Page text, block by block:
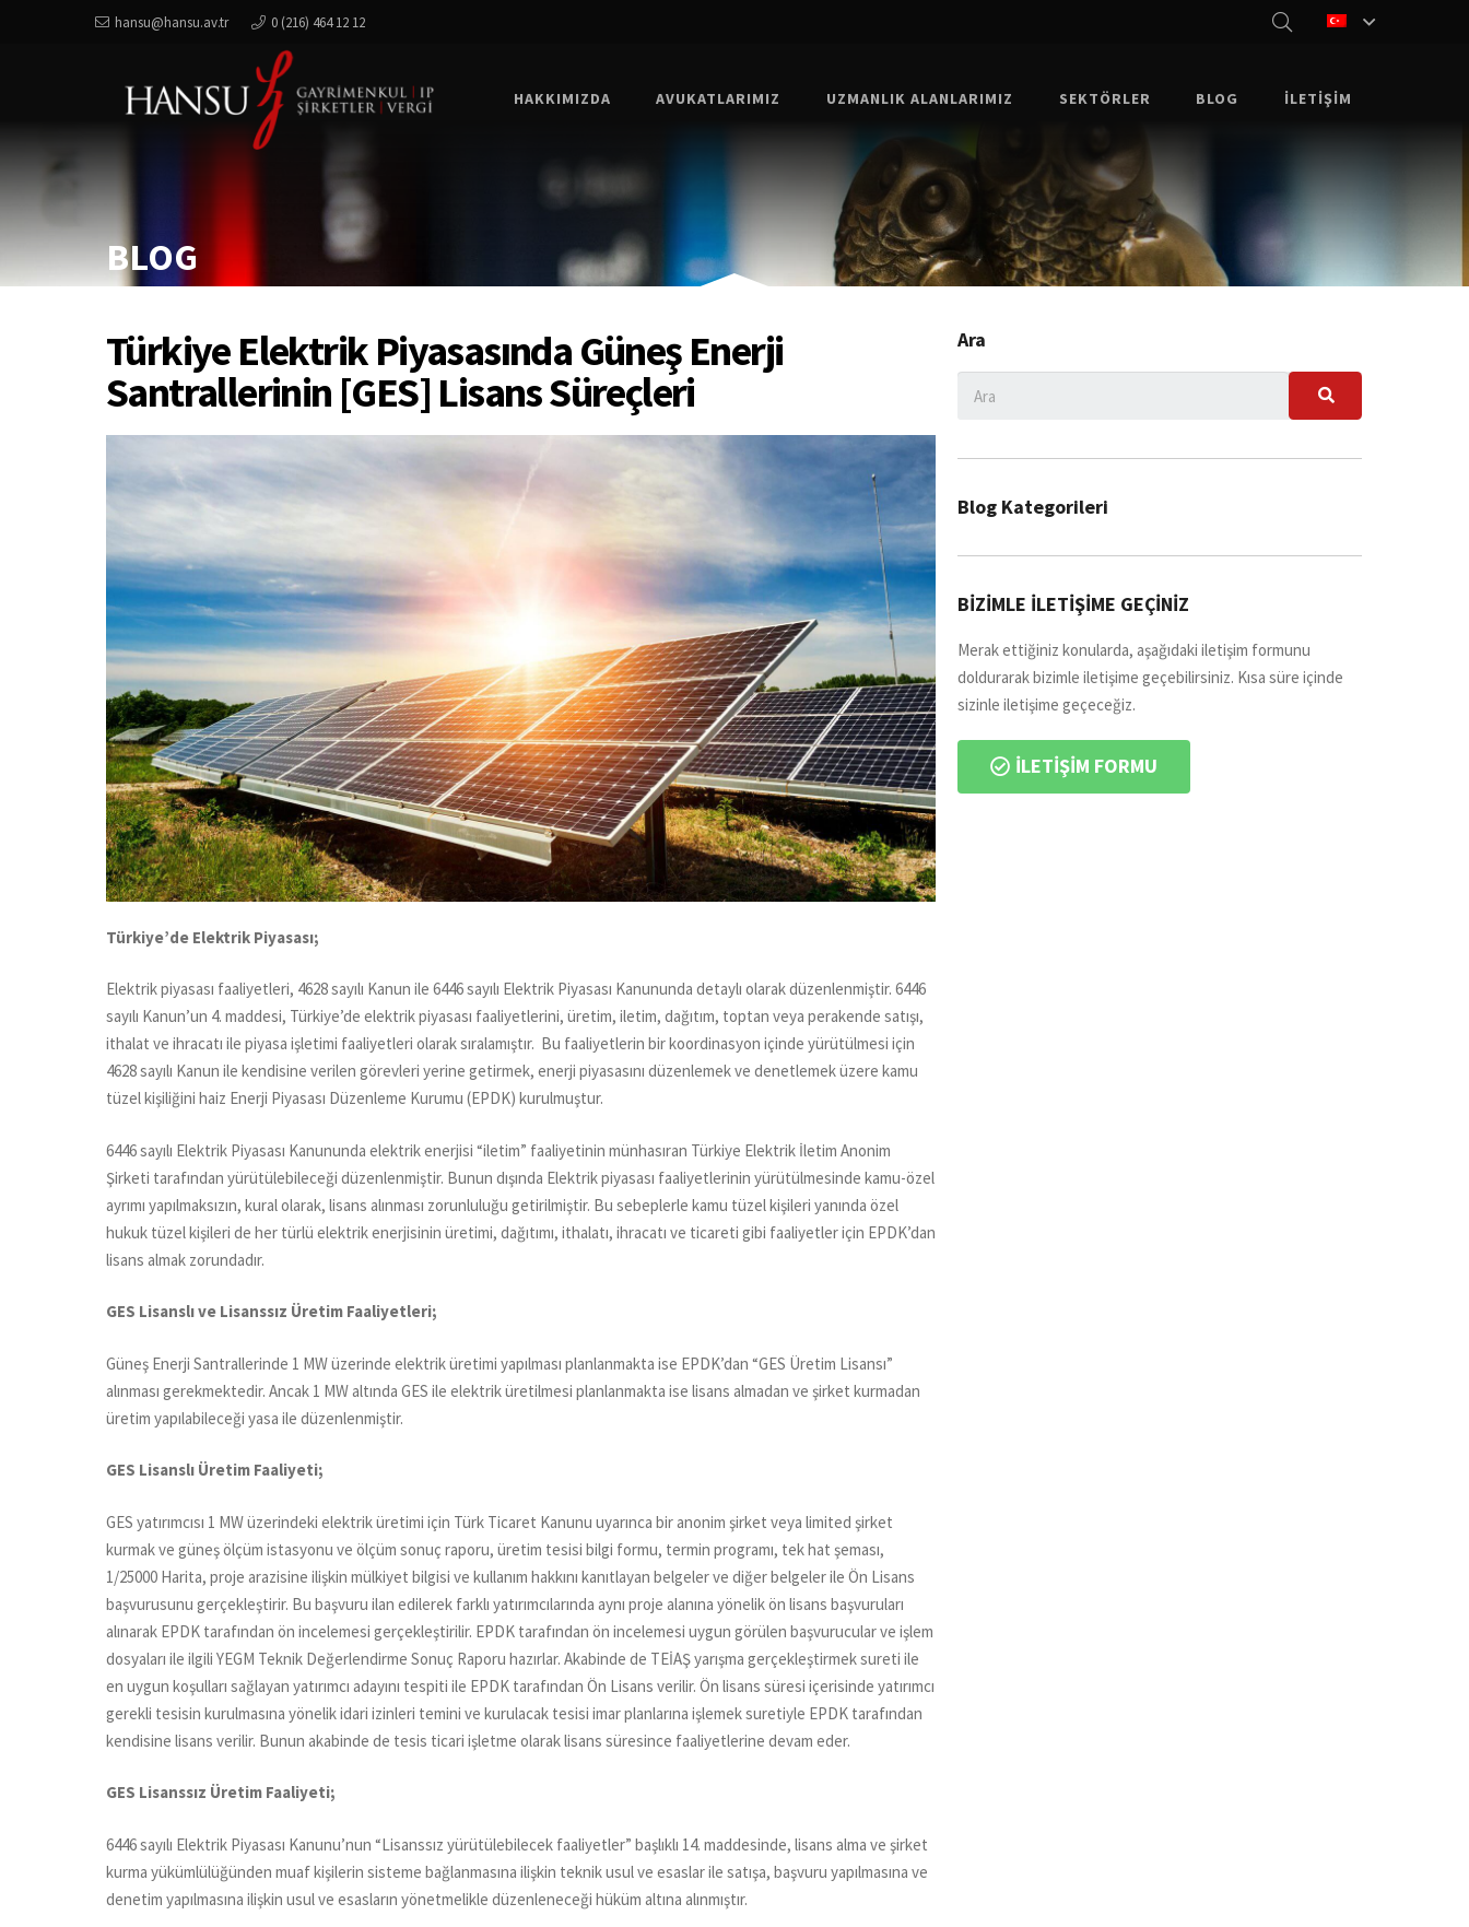
hansu@hansu.av.tr 0 (216) 464 12 12
HAKKIMIZDA AVUKATLARIMIZ UZMANLIK ALANLARIMIZ SEKTÖRLER BLOG İLETIŞIM
BLOG
Türkiye Elektrik Piyasasında Güneş Enerji
Santrallerinin [GES] Lisans Süreçleri
Türkiye’de Elektrik Piyasası;
Elektrik piyasası faaliyetleri, 4628 sayılı Kanun ile 6446 sayılı Elektrik Piyasası Kanununda detaylı olarak düzenlenmiştir. 6446
sayılı Kanun’un 4. maddesi, Türkiye’de elektrik piyasası faaliyetlerini, üretim, iletim, dağıtım, toptan veya perakende satışı,
ithalat ve ihracatı ile piyasa işletimi faaliyetleri olarak sıralamıştır. Bu faaliyetlerin bir koordinasyon içinde yürütülmesi için
4628 sayılı Kanun ile kendisine verilen görevleri yerine getirmek, enerji piyasasını düzenlemek ve denetlemek üzere kamu
tüzel kişiliğini haiz Enerji Piyasası Düzenleme Kurumu (EPDK) kurulmuştur.
6446 sayılı Elektrik Piyasası Kanununda elektrik enerjisi “iletim” faaliyetinin münhasıran Türkiye Elektrik İletim Anonim
Şirketi tarafından yürütülebileceği düzenlenmiştir. Bunun dışında Elektrik piyasası faaliyetlerinin yürütülmesinde kamu-özel
ayrımı yapılmaksızın, kural olarak, lisans alınması zorunluluğu getirilmiştir. Bu sebeplerle kamu tüzel kişileri yanında özel
hukuk tüzel kişileri de her türlü elektrik enerjisinin üretimi, dağıtımı, ithalatı, ihracatı ve ticareti gibi faaliyetler için EPDK’dan
lisans almak zorundadır.
GES Lisanslı ve Lisanssız Üretim Faaliyetleri;
Güneş Enerji Santrallerinde 1 MW üzerinde elektrik üretimi yapılması planlanmakta ise EPDK’dan “GES Üretim Lisansı”
alınması gerekmektedir. Ancak 1 MW altında GES ile elektrik üretilmesi planlanmakta ise lisans almadan ve şirket kurmadan
üretim yapılabileceği yasa ile düzenlenmiştir.
GES Lisanslı Üretim Faaliyeti;
GES yatırımcısı 1 MW üzerindeki elektrik üretimi için Türk Ticaret Kanunu uyarınca bir anonim şirket veya limited şirket
kurmak ve güneş ölçüm istasyonu ve ölçüm sonuç raporu, üretim tesisi bilgi formu, termin programı, tek hat şeması,
1/25000 Harita, proje arazisine ilişkin mülkiyet bilgisi ve kullanım hakkını kanıtlayan belgeler ve diğer belgeler ile Ön Lisans
başvurusunu gerçekleştirir. Bu başvuru ilan edilerek farklı yatırımcılarında aynı proje alanına yönelik ön lisans başvuruları
alınarak EPDK tarafından ön incelemesi gerçekleştirilir. EPDK tarafından ön incelemesi uygun görülen başvurucular ve işlem
dosyaları ile ilgili YEGM Teknik Değerlendirme Sonuç Raporu hazırlar. Akabinde de TEİAŞ yarışma gerçekleştirmek sureti ile
en uygun koşulları sağlayan yatırımcı adayını tespiti ile EPDK tarafından Ön Lisans verilir. Ön lisans süresi içerisinde yatırımcı
gerekli tesisin kurulmasına yönelik idari izinleri temini ve kurulacak tesisi imar planlarına işlemek suretiyle EPDK tarafından
kendisine lisans verilir. Bunun akabinde de tesis ticari işletme olarak lisans süresince faaliyetlerine devam eder.
GES Lisanssız Üretim Faaliyeti;
6446 sayılı Elektrik Piyasası Kanunu’nun “Lisanssız yürütülebilecek faaliyetler” başlıklı 14. maddesinde, lisans alma ve şirket
kurma yükümlülüğünden muaf kişilerin sisteme bağlanmasına ilişkin teknik usul ve esaslar ile satışa, başvuru yapılmasına ve
denetim yapılmasına ilişkin usul ve esasların yönetmelikle düzenleneceği hüküm altına alınmıştır.
Ara
Blog Kategorileri
BİZİMLE İLETİŞİME GEÇİNİZ​
Merak ettiğiniz konularda, aşağıdaki iletişim formunu
doldurarak bizimle iletişime geçebilirsiniz. Kısa süre içinde
sizinle iletişime geçeceğiz.
İLETİŞİM FORMU